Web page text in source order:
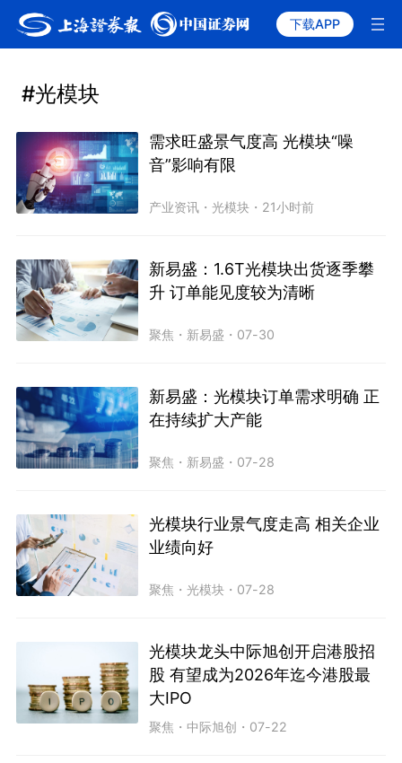
下载APP
#光模块
需求旺盛景气度高 光模块“噪
音”影响有限
产业资讯 ・光模块 ・ 21小时前
新易盛：1.6T光模块出货逐季攀
升 订单能见度较为清晰
聚焦 ・ 新易盛 ・ 07-30
新易盛：光模块订单需求明确 正
在持续扩大产能
聚焦 ・ 新易盛 ・ 07-28
光模块行业景气度走高 相关企业
业绩向好
聚焦 ・光模块 ・ 07-28
光模块龙头中际旭创开启港股招
股 有望成为2026年迄今港股最
大IPO
聚焦 ・ 中际旭创 ・ 07-22